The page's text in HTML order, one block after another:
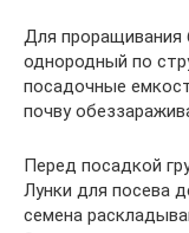
Для проращивания
однородный по
посадочные
почву
Перед посадкой
Лунки для посева
семена